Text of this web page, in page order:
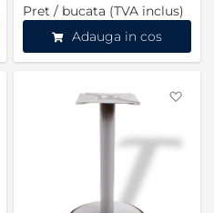
Pret / bucata (TVA inclus)
Adauga in cos